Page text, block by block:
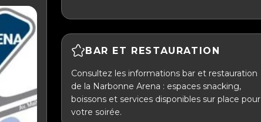
BAR ET RESTAURATION
Consultez les informations bar et restauration
de la Narbonne Arena : espaces snacking,
boissons et services disponibles sur place pour
votre soirée.